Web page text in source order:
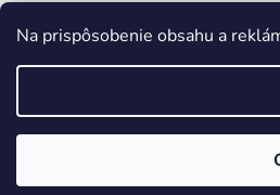
Na prispôsobenie obsahu a